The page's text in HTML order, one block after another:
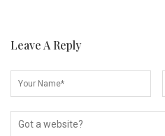
Leave A Reply